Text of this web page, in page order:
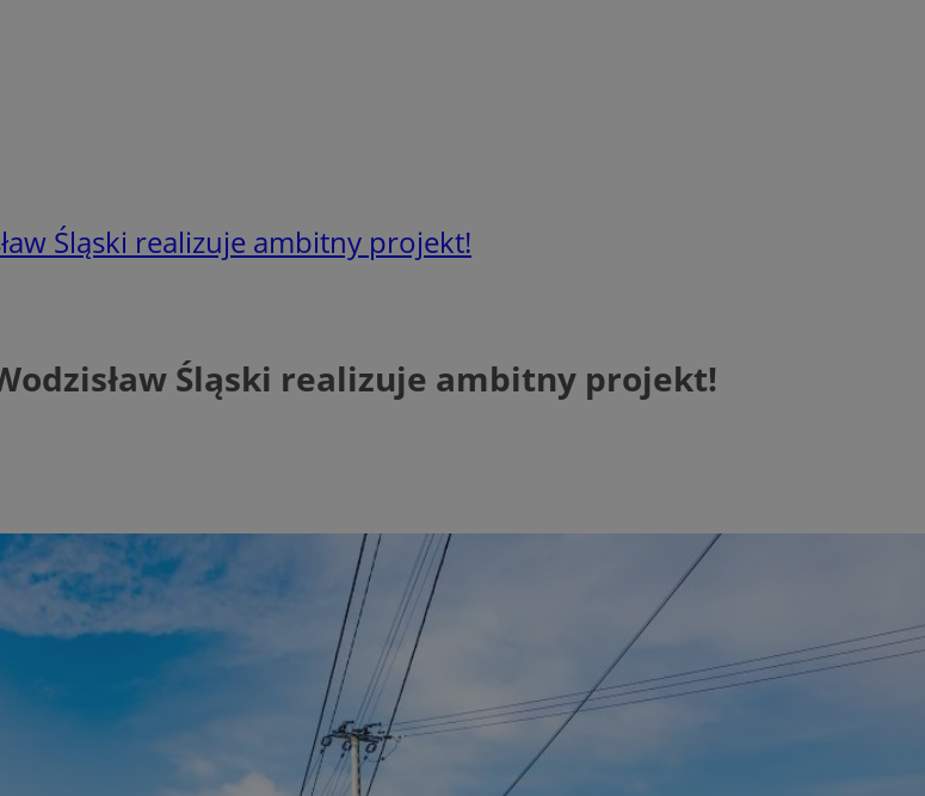
Śląski realizuje ambitny projekt!
Śląski realizuje ambitny projekt!